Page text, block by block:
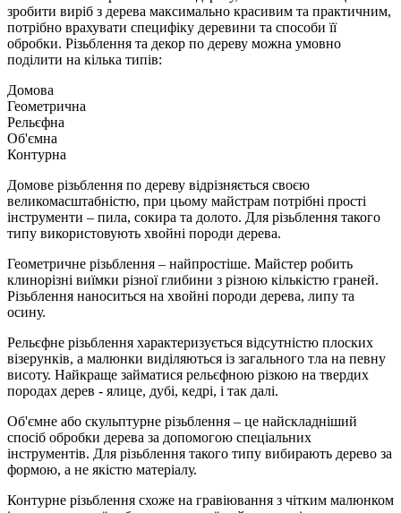
зробити виріб з дерева максимально красивим та практичним,
потрібно врахувати специфіку деревини та способи її
обробки. Різьблення та декор по дереву можна умовно
поділити на кілька типів:
Домова
Геометрична
Рельєфна
Об'ємна
Контурна
Домове різьблення по дереву відрізняється своєю
великомасштабністю, при цьому майстрам потрібні прості
інструменти – пила, сокира та долото. Для різьблення такого
типу використовують хвойні породи дерева.
Геометричне різьблення – найпростіше. Майстер робить
клинорізні виїмки різної глибини з різною кількістю граней.
Різьблення наноситься на хвойні породи дерева, липу та
осину.
Рельєфне різьблення характеризується відсутністю плоских
візерунків, а малюнки виділяються із загального тла на певну
висоту. Найкраще займатися рельєфною різкою на твердих
породах дерев - ялице, дубі, кедрі, і так далі.
Об'ємне або скульптурне різьблення – це найскладніший
спосіб обробки дерева за допомогою спеціальних
інструментів. Для різьблення такого типу вибирають дерево за
формою, а не якістю матеріалу.
Контурне різьблення схоже на гравіювання з чітким малюнком